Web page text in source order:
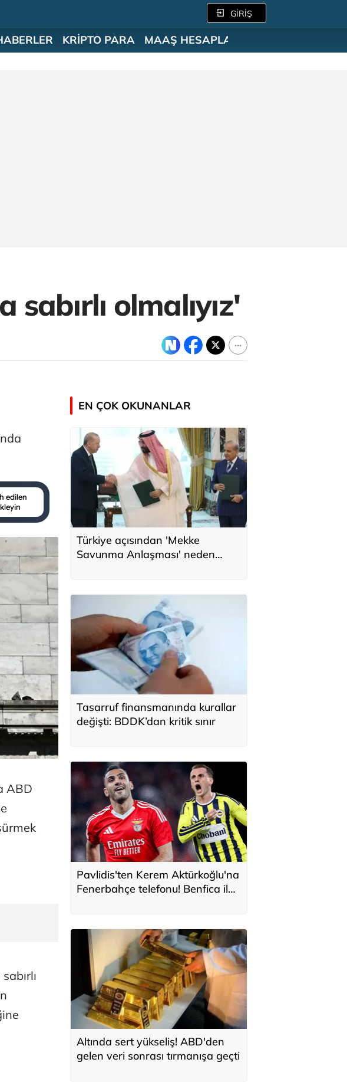
GİRİŞ
KRİPTO PARA MAAŞ HESAPLAMA
olmalıyız'
edilen
ABD
EN ÇOK OKUNANLAR
Türkiye açısından 'Mekke
Savunma Anlaşması' neden
Tasarruf finansmanında kurallar
değişti: BDDK’dan kritik sınır
Pavlidis'ten Kerem Aktürkoğlu'na
Fenerbahçe telefonu! Benfica ile
Altında sert yükseliş! ABD'den
gelen veri sonrası tırmanışa geçti